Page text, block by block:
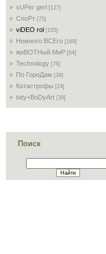
sUPer gerl [127]
СпоРт [75]
viDEO rol [105]
Немного ВСЕго [169]
жиВОТНый МиР [64]
Technology [76]
По ГороДам [39]
Катастрофы [24]
taty+BoDyArt [39]
Поиск